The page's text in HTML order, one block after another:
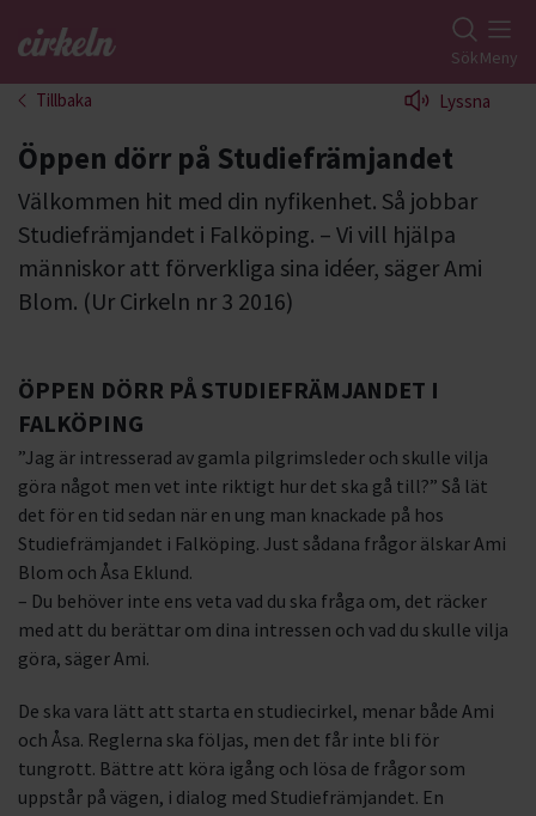
Gå till studiefrämjandets startsida SökMeny
Tillbaka Lyssna
Öppen dörr på Studiefrämjandet
Välkommen hit med din nyfikenhet. Så jobbar
Studiefrämjandet i Falköping. – Vi vill hjälpa
människor att förverkliga sina idéer, säger Ami
Blom. (Ur Cirkeln nr 3 2016)
ÖPPEN DÖRR PÅ STUDIEFRÄMJANDET I
FALKÖPING
”Jag är intresserad av gamla pilgrimsleder och skulle vilja
göra något men vet inte riktigt hur det ska gå till?” Så lät
det för en tid sedan när en ung man knackade på hos
Studiefrämjandet i Falköping. Just sådana frågor älskar Ami
Blom och Åsa Eklund.
– Du behöver inte ens veta vad du ska fråga om, det räcker
med att du berättar om dina intressen och vad du skulle vilja
göra, säger Ami.
De ska vara lätt att starta en studiecirkel, menar både Ami
och Åsa. Reglerna ska följas, men det får inte bli för
tungrott. Bättre att köra igång och lösa de frågor som
uppstår på vägen, i dialog med Studiefrämjandet. En